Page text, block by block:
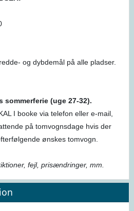
og dybdemål på alle pladser.
sommerferie (uge 27-32).
I booke via telefon eller e-mail,
på tomvognsdage hvis der
ønskes tomvogn.
fejl, prisændringer, mm.